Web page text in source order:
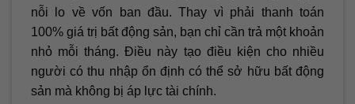
nỗi lo về vốn ban đầu. Thay vì phải thanh toán
100% giá trị bất động sản, bạn chỉ cần trả một khoản
nhỏ mỗi tháng. Điều này tạo điều kiện cho nhiều
người có thu nhập ổn định có thể sở hữu bất động
sản mà không bị áp lực tài chính.